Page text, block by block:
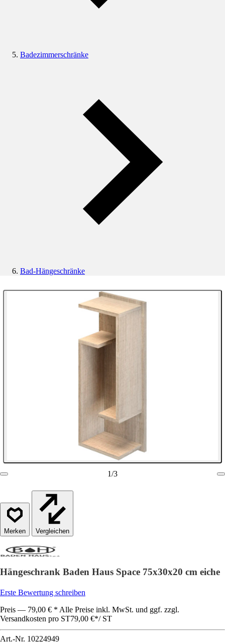
Badezimmerschränke
Bad-Hängeschränke
1/3
Vergleichen
Hängeschrank Baden Haus Space 75x30x20 cm eiche
Erste Bewertung schreiben
Preis — 79,00 € * Alle Preise inkl. MwSt. und ggf. zzgl.
Versandkosten pro ST79,00 €*/ ST
Art.-Nr. 10224949